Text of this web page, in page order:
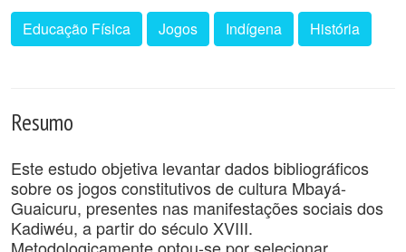
Educação Física Jogos Indígena História
Resumo
Este estudo objetiva levantar dados bibliográficos
sobre os jogos constitutivos de cultura Mbayá-
Guaicuru, presentes nas manifestações sociais dos
Kadiwéu, a partir do século XVIII.